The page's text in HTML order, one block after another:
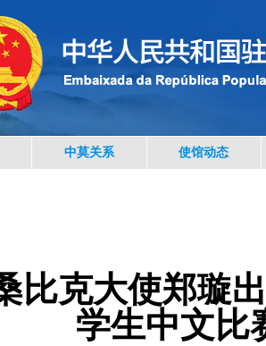
中莫关系 使馆动态
比克大使郑璇
学生中文比